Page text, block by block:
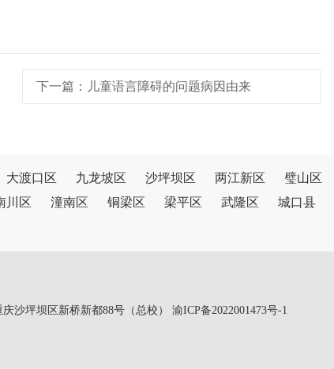
下一篇： 儿童语言障碍的问题病因由来
大渡口区 九龙坡区 沙坪坝区 两江新区 璧山区
川区 潼南区 铜梁区 梁平区 武隆区 城口县
庆沙坪坝区新桥新都88号（总校）渝ICP备2022001473号-1